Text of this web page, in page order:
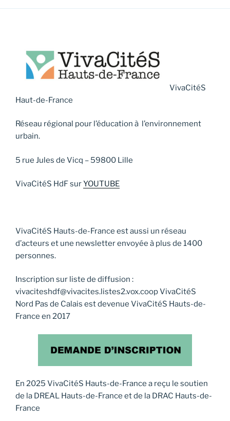
VivaCitéS
Haut-de-France
Réseau régional pour l’éducation à l’environnement
urbain.
5 rue Jules de Vicq – 59800 Lille
VivaCitéS HdF surYOUTUBE
VivaCitéS Hauts-de-France est aussi un réseau
d’acteurs et une newsletter envoyée à plus de 1400
personnes.
Inscription sur liste de diffusion :
vivaciteshdf@vivacites.listes2.vox.coop VivaCitéS
Nord Pas de Calais est devenue VivaCitéS Hauts-de-
France en 2017
En 2025 VivaCitéS Hauts-de-France a reçu le soutien
de la DREAL Hauts-de-France et de la DRAC Hauts-de-
France